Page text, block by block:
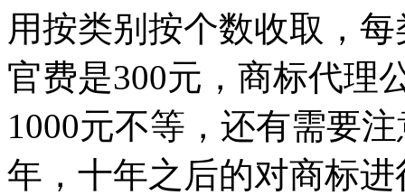
用按类别按个数收取，
官费是300元，商标代理
1000元不等，还有需要
年，十年之后的对商标